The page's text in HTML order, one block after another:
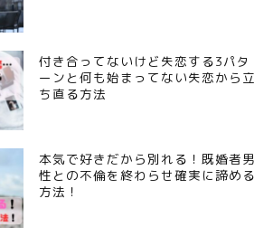
付き合ってないけど失恋する3パタ
ーンと何も始まってない失恋から立
ち直る方法
本気で好きだから別れる！既婚者男
性との不倫を終わらせ確実に諦める
方法！